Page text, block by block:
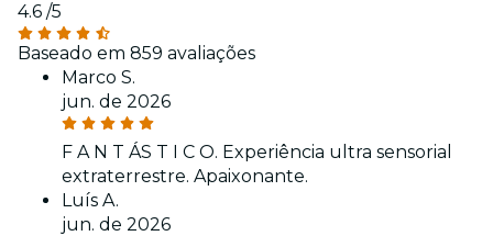
4.6 /5
Baseado em 859 avaliações
Marco S.
jun. de 2026
F A N T ÁS T I C O. Experiência ultra sensorial
extraterrestre. Apaixonante.
Luís A.
jun. de 2026